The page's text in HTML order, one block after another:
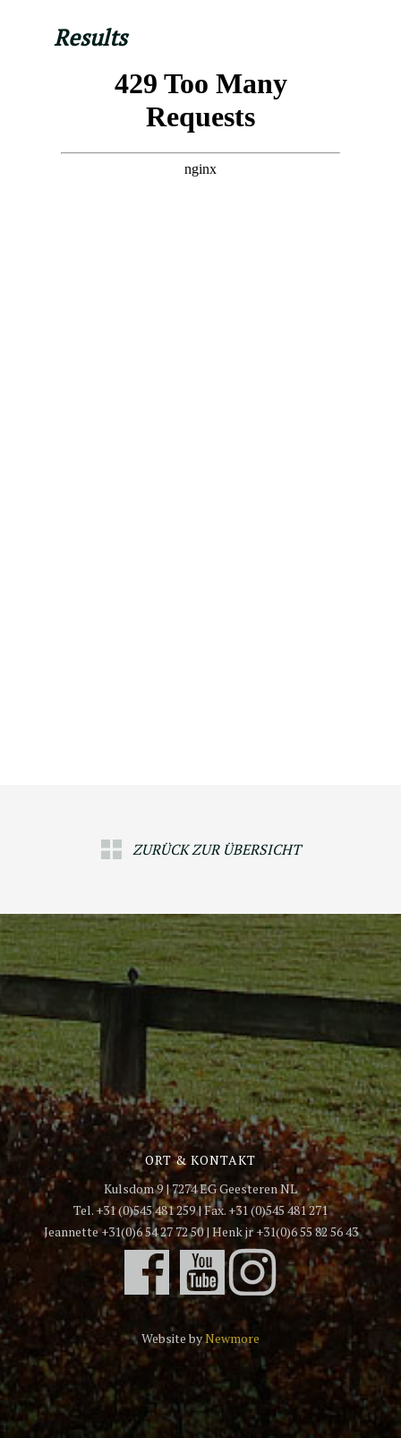
Results
ZURÜCK ZUR ÜBERSICHT
ORT & KONTAKT
Kulsdom 9 | 7274 EG Geesteren NL
Tel. +31 (0)545 481 259 | Fax. +31 (0)545 481 271
Jeannette +31(0)6 54 27 72 50 | Henk jr +31(0)6 55 82 56 43
Website byNewmore